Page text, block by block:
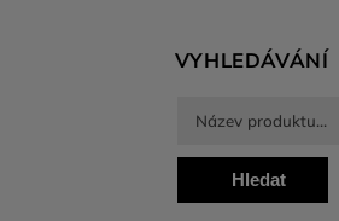
VYHLEDÁVÁNÍ
Hledat